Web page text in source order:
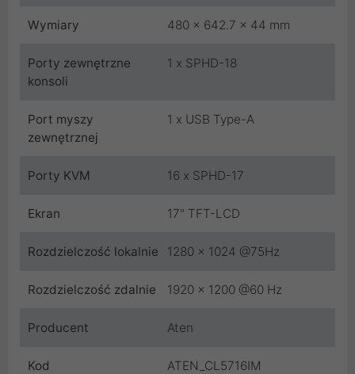
Wymiary 480 x 642.7 x 44 mm
Porty zewnętrzne
konsoli
1 x SPHD-18
Port myszy
zewnętrznej
1 x USB Type-A
Porty KVM 16 x SPHD-17
Ekran 17" TFT-LCD
Rozdzielczość lokalnie 1280 x 1024 @75Hz
Rozdzielczość zdalnie 1920 x 1200 @60 Hz
Producent Aten
Kod ATEN_CL5716IM